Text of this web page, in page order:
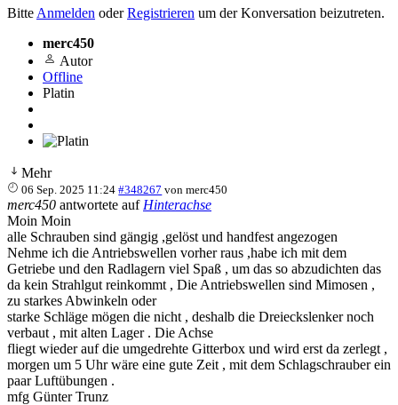
Bitte Anmelden oderRegistrieren um der Konversation beizutreten.
merc450
Autor
Offline
Platin
Mehr
06 Sep. 2025 11:24 #348267 vonmerc450
merc450 antwortete auf Hinterachse
Moin Moin
alle Schrauben sind gängig ,gelöst und handfest angezogen
Nehme ich die Antriebswellen vorher raus ,habe ich mit dem
Getriebe und den Radlagern viel Spaß , um das so abzudichten das
da kein Strahlgut reinkommt , Die Antriebswellen sind Mimosen ,
zu starkes Abwinkeln oder
starke Schläge mögen die nicht , deshalb die Dreieckslenker noch
verbaut , mit alten Lager . Die Achse
fliegt wieder auf die umgedrehte Gitterbox und wird erst da zerlegt ,
morgen um 5 Uhr wäre eine gute Zeit , mit dem Schlagschrauber ein
paar Luftübungen .
mfg Günter Trunz